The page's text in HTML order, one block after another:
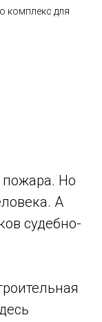
комплекс для
пожара. Но
А
судебно-